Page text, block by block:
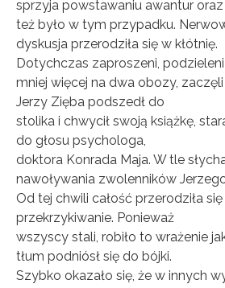
sprzyja powstawaniu awantur
też było w tym przypadku.
dyskusja przerodziła się w kłótnię.
Dotychczas zaproszeni, podzieleni
mniej więcej na dwa obozy,
Jerzy Zięba podszedł do
stolika i chwycił swoją książkę,
do głosu psychologa,
doktora Konrada Maja. W tle
nawoływania zwolenników
Od tej chwili całość przerodziła
przekrzykiwanie. Ponieważ
wszyscy stali, robiło to wrażenie
tłum podniósł się do bójki.
Szybko okazało się, że w innych